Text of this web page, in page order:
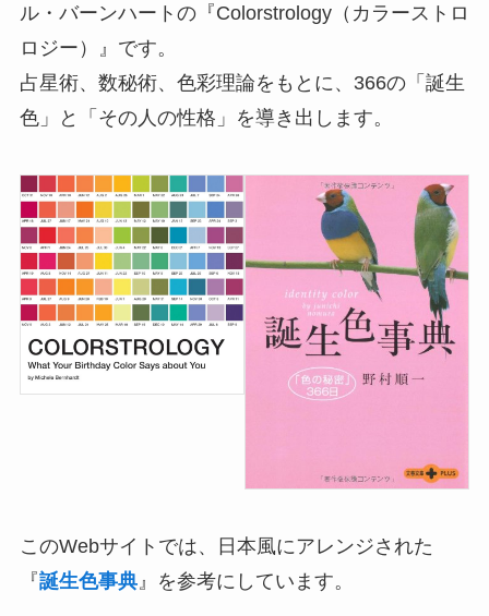
ル・バーンハートの『Colorstrology（カラーストロ
ロジー）』です。
占星術、数秘術、色彩理論をもとに、366の「誕生
色」と「その人の性格」を導き出します。
このWebサイトでは、日本風にアレンジされた
『誕生色事典』を参考にしています。